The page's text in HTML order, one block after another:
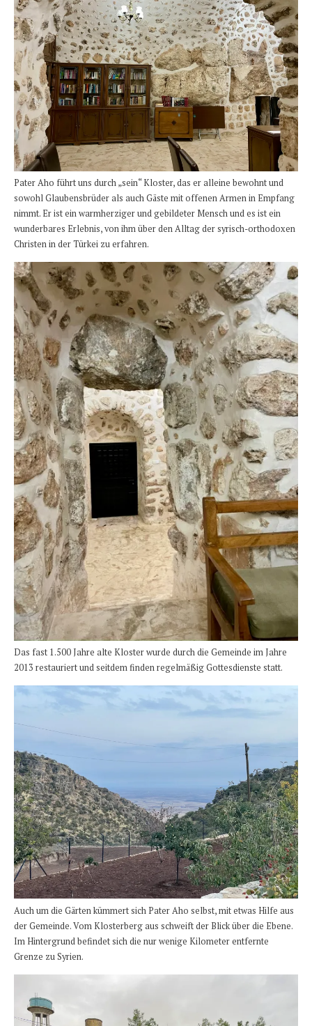
Pater Aho führt uns durch „sein“ Kloster, das er alleine bewohnt und
sowohl Glaubensbrüder als auch Gäste mit offenen Armen in Empfang
nimmt. Er ist ein warmherziger und gebildeter Mensch und es ist ein
wunderbares Erlebnis, von ihm über den Alltag der syrisch-orthodoxen
Christen in der Türkei zu erfahren.
Das fast 1.500 Jahre alte Kloster wurde durch die Gemeinde im Jahre
2013 restauriert und seitdem finden regelmäßig Gottesdienste statt.
Auch um die Gärten kümmert sich Pater Aho selbst, mit etwas Hilfe aus
der Gemeinde. Vom Klosterberg aus schweift der Blick über die Ebene.
Im Hintergrund befindet sich die nur wenige Kilometer entfernte
Grenze zu Syrien.